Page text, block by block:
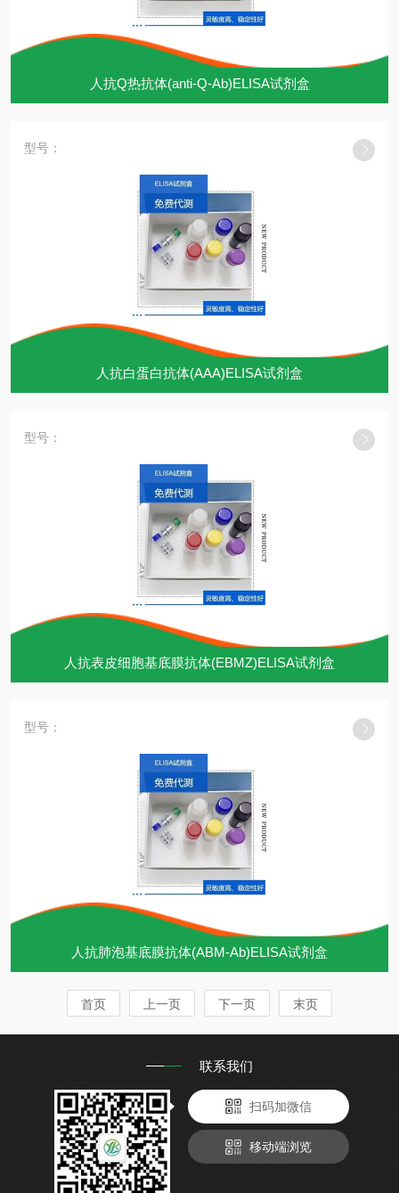
人抗Q热抗体(anti-Q-Ab)ELISA试剂盒
型号：
人抗白蛋白抗体(AAA)ELISA试剂盒
型号：
人抗表皮细胞基底膜抗体(EBMZ)ELISA试剂盒
型号：
人抗肺泡基底膜抗体(ABM-Ab)ELISA试剂盒
首页 上一页 下一页 末页
联系我们
扫码加微信
移动端浏览